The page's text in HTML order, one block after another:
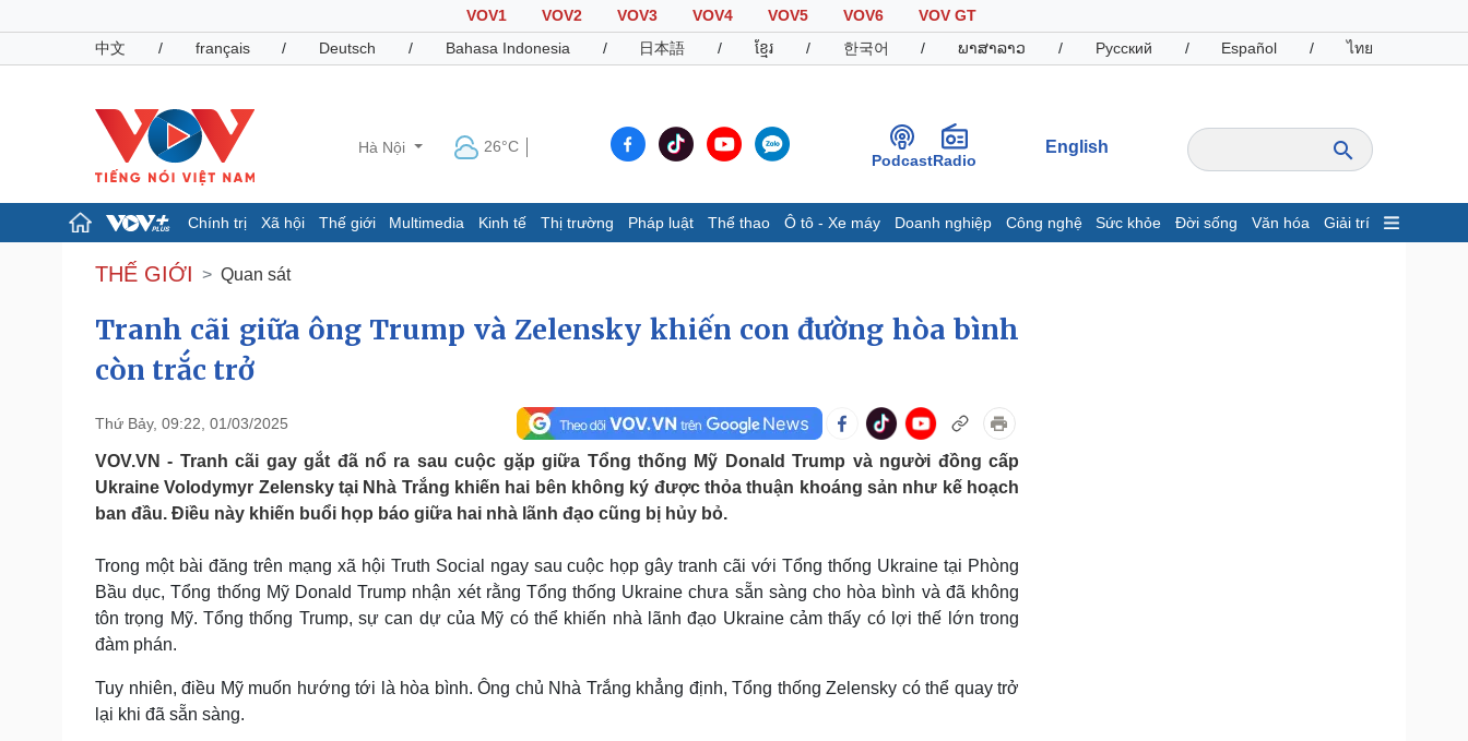
VOV1 VOV2 VOV3 VOV4 VOV5 VOV6
VOV GT
中文
/ français / Deutsch / Bahasa Indonesia / 日本語 / ខ្មែរ / 한국어 / ພາສາລາວ / Русский / Español / ไทย
Hà Nội 26°C
PodcastRadio
English
Chính trị Xã hội Thế giới Multimedia Kinh tế Thị trường Pháp luật Thể thao Ô tô - Xe máy Doanh nghiệp Công nghệ Sức khỏe Đời sống Văn hóa Giải trí
Chính trị
Tổ chức nhân sự
Quốc hội
Nhận diện sự thật
Dự báo thời tiết
Giáo dục
Cuộc sống đó đây
Hồ sơ
E-Magazine
Khởi nghiệp
Vụ án
Tư vấn luật
Quân sự - Quốc phòng
Vũ khí
Việt Nam
Phân tích
Thể thao
Bóng đá
Lịch thi đấu bóng đá
Thế giới thể thao
Hậu trường
Ô tô
Xe máy
Doanh nghiệp
Thông tin doanh nghiệp
Doanh nghiệp 24h
Sức khỏe
Dinh dưỡng - món ngon
Cây thuốc
Sản phụ khoa
Nhi khoa
Nam khoa
Tình yêu - Gia đình
Văn hóa
Âm nhạc
Giải trí
Sao Việt
check-in
THẾ GIỚI Quan sát
Tranh cãi giữa ông Trump và Zelensky khiến con đường hòa bình
còn trắc trở
Thứ Bảy, 09:22, 01/03/2025
VOV.VN - Tranh cãi gay gắt đã nổ ra sau cuộc gặp giữa Tổng thống Mỹ Donald Trump và người đồng cấp
Ukraine Volodymyr Zelensky tại Nhà Trắng khiến hai bên không ký được thỏa thuận khoáng sản như kế hoạch
ban đầu. Điều này khiến buổi họp báo giữa hai nhà lãnh đạo cũng bị hủy bỏ.
Trong một bài đăng trên mạng xã hội Truth Social ngay sau cuộc họp gây tranh cãi với Tổng thống Ukraine tại Phòng
Bầu dục, Tổng thống Mỹ Donald Trump nhận xét rằng Tổng thống Ukraine chưa sẵn sàng cho hòa bình và đã không
tôn trọng Mỹ. Tổng thống Trump, sự can dự của Mỹ có thể khiến nhà lãnh đạo Ukraine cảm thấy có lợi thế lớn trong
đàm phán.
Tuy nhiên, điều Mỹ muốn hướng tới là hòa bình. Ông chủ Nhà Trắng khẳng định, Tổng thống Zelensky có thể quay trở
lại khi đã sẵn sàng.